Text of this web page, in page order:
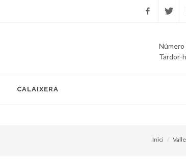
Número
Tardor-
CALAIXERA
Inici